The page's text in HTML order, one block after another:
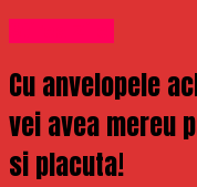
Cu anvelopele
vei avea mereu
si placuta!